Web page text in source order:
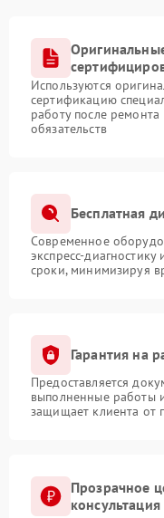
Используются
сертификацию
работу после
обязательств
Бесплатная
Современное
экспресс-
сроки, минимизируя
Гарантия на
Предоставляется
выполненные работы
защищает клиента от
Прозрачное
консультация